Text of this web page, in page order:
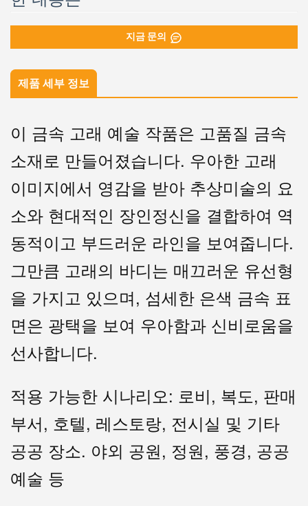
지금 문의
제품 세부 정보
이 금속 고래 예술 작품은 고품질 금속
소재로 만들어졌습니다. 우아한 고래
이미지에서 영감을 받아 추상미술의 요
소와 현대적인 장인정신을 결합하여 역
동적이고 부드러운 라인을 보여줍니다.
그만큼 고래의 바디는 매끄러운 유선형
을 가지고 있으며, 섬세한 은색 금속 표
면은 광택을 보여 우아함과 신비로움을
선사합니다.
적용 가능한 시나리오: 로비, 복도, 판매
부서, 호텔, 레스토랑, 전시실 및 기타
공공 장소. 야외 공원, 정원, 풍경, 공공
예술 등